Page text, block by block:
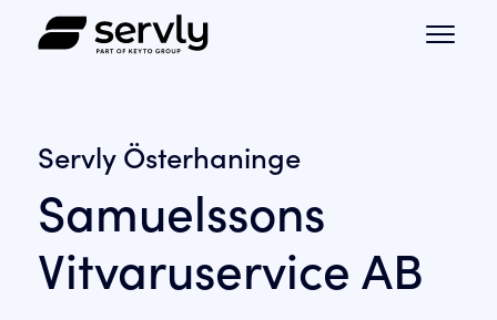
Servly Österhaninge
Samuelssons
Vitvaruservice AB